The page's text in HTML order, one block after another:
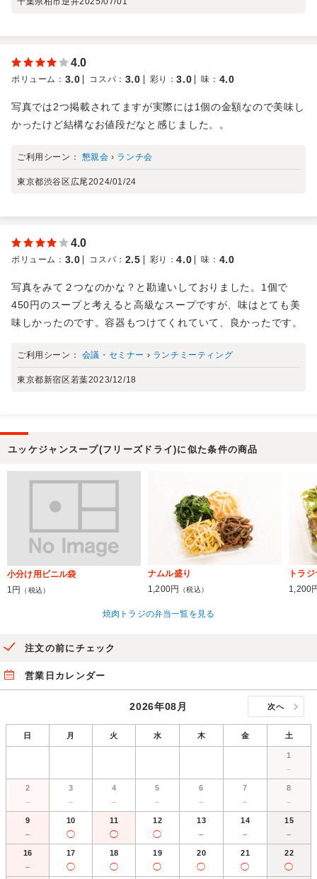
4.0
ボリューム ： 3.0 コスパ ： 3.0 彩り ：3.0 味 ： 4.0
写真では2つ掲載されてますが実際には1個の金額なので美味し
かったけど結構なお値段だなと感じました。。
ご利用シーン： 懇親会 › ランチ会
東京都渋谷区広尾2024/01/24
4.0
ボリューム ： 3.0 コスパ ： 2.5 彩り ：4.0 味 ： 4.0
写真をみて２つなのかな？と勘違いしておりました。1個で
450円のスープと考えると高級なスープですが、味はとても美
味しかったのです。容器もつけてくれていて、良かったです。
ご利用シーン： 会議・セミナー › ランチミーティング
東京都新宿区若葉2023/12/18
ユッケジャンスープ(フリーズドライ)に似た条件の商品
小分け用ビニル袋
1円
（税込）
ナムル盛り
1,200円
（税込）
トラ
1,200
焼肉トラジの弁当一覧を見る
注文の前にチェック
営業日カレンダー
2026年08月 次へ
日 月 火 水 木 金 土
1
－
2
－
3
－
4
－
5
－
6
－
7
－
8
－
9
－
10
◯
11
◯
12
◯
13
－
14
－
15
－
16
－
17
◯
18
◯
19
◯
20
◯
21
◯
22
◯